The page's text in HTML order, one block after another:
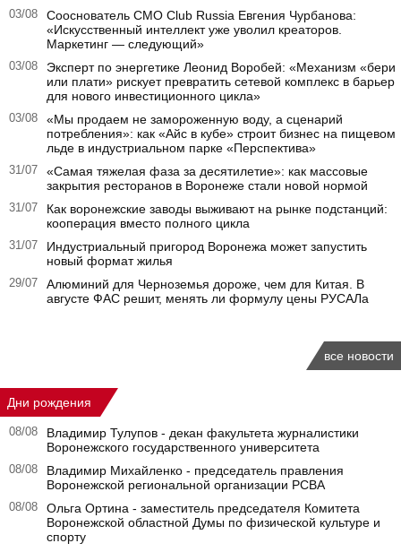
03/08
Сооснователь CMO Club Russia Евгения Чурбанова:
«Искусственный интеллект уже уволил креаторов.
Маркетинг — следующий»
03/08
Эксперт по энергетике Леонид Воробей: «Механизм «бери
или плати» рискует превратить сетевой комплекс в барьер
для нового инвестиционного цикла»
03/08
«Мы продаем не замороженную воду, а сценарий
потребления»: как «Айс в кубе» строит бизнес на пищевом
льде в индустриальном парке «Перспектива»
31/07
«Самая тяжелая фаза за десятилетие»: как массовые
закрытия ресторанов в Воронеже стали новой нормой
31/07
Как воронежские заводы выживают на рынке подстанций:
кооперация вместо полного цикла
31/07
Индустриальный пригород Воронежа может запустить
новый формат жилья
29/07
Алюминий для Черноземья дороже, чем для Китая. В
августе ФАС решит, менять ли формулу цены РУСАЛа
все новости
Дни рождения
08/08
Владимир Тулупов - декан факультета журналистики
Воронежского государственного университета
08/08
Владимир Михайленко - председатель правления
Воронежской региональной организации РСВА
08/08
Ольга Ортина - заместитель председателя Комитета
Воронежской областной Думы по физической культуре и
спорту